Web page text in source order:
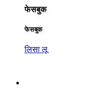
फेसबुक
फेसबुक
लिसा लू